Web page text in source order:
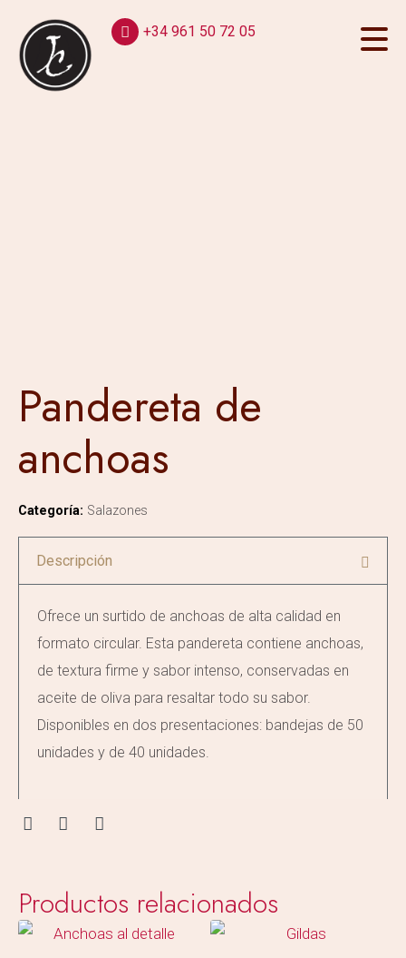
+34 961 50 72 05
Pandereta de
anchoas
Categoría: Salazones
Descripción
Ofrece un surtido de anchoas de alta calidad en
formato circular. Esta pandereta contiene anchoas,
de textura firme y sabor intenso, conservadas en
aceite de oliva para resaltar todo su sabor.
Disponibles en dos presentaciones: bandejas de 50
unidades y de 40 unidades.
Productos relacionados